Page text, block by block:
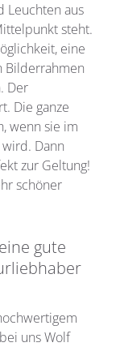
Leuchten aus
steht.
eine
Bilderrahmen
Der
Die ganze
wenn sie im
Dann
zur Geltung!
schöner
gute
uns Wolf